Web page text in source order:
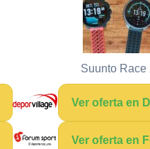
Suunto Race
Ver oferta en
Ver oferta en